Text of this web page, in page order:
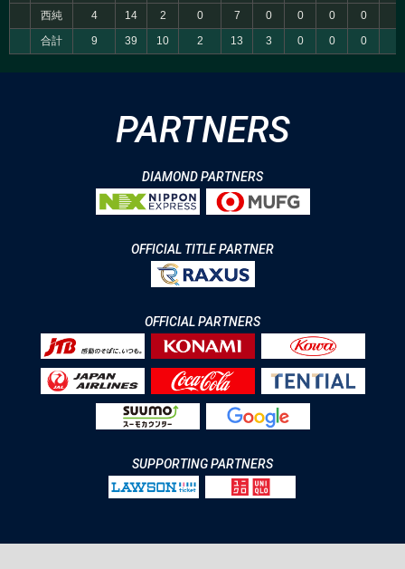
西純
4 14 2 0 7 0 0 0 0
合計
9 39 10 2 13 3 0 0 0
PARTNERS
DIAMOND PARTNERS
OFFICIAL TITLE PARTNER
OFFICIAL PARTNERS
SUPPORTING PARTNERS